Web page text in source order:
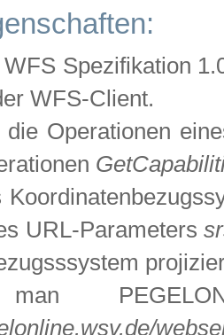
Spezifikation
WFS-Client.
Operationen
URL-Parameters